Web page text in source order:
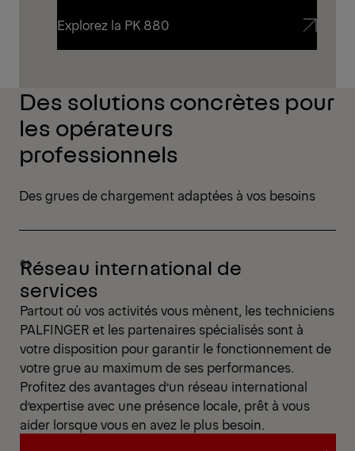
Explorez la PK 880
Des solutions concrètes pour
les opérateurs
professionnels
Des grues de chargement adaptées à vos besoins
Réseau international de
services
Partout où vos activités vous mènent, les techniciens
PALFINGER et les partenaires spécialisés sont à
votre disposition pour garantir le fonctionnement de
votre grue au maximum de ses performances.
Profitez des avantages d’un réseau international
d’expertise avec une présence locale, prêt à vous
aider lorsque vous en avez le plus besoin.